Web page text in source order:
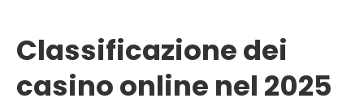
Classificazione dei
casino online nel 2025